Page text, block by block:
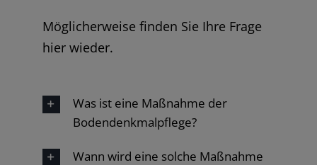
Möglicherweise finden Sie Ihre Frage
hier wieder.
Was ist eine Maßnahme der
Bodendenkmalpflege?
Wann wird eine solche Maßnahme